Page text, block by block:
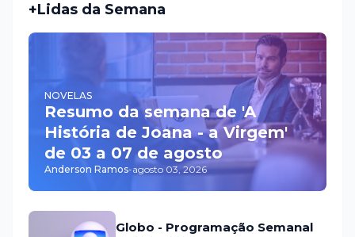
+Lidas da Semana
NOVELAS
Resumo da semana de 'A
História de Joana - a Virgem'
de 03 a 07 de agosto
Anderson Ramos-agosto 03, 2026
Globo - Programação Semanal